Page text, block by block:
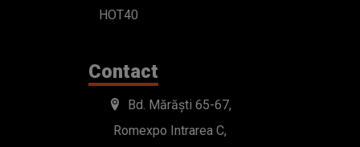
HOT40
Contact
Bd. Mărăști 65-67,
Romexpo Intrarea C,